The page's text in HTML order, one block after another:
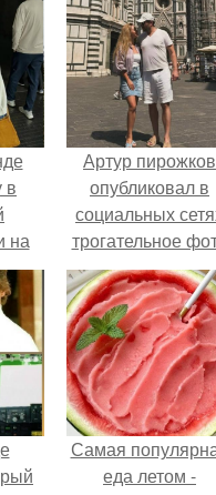
в
на
о
Артур пирожков
опубликовал в
социальных
трогательное
с супругой
Анжеликой,
сделанное во
время их
путешествия в
Италию.
Самая
еда летом -